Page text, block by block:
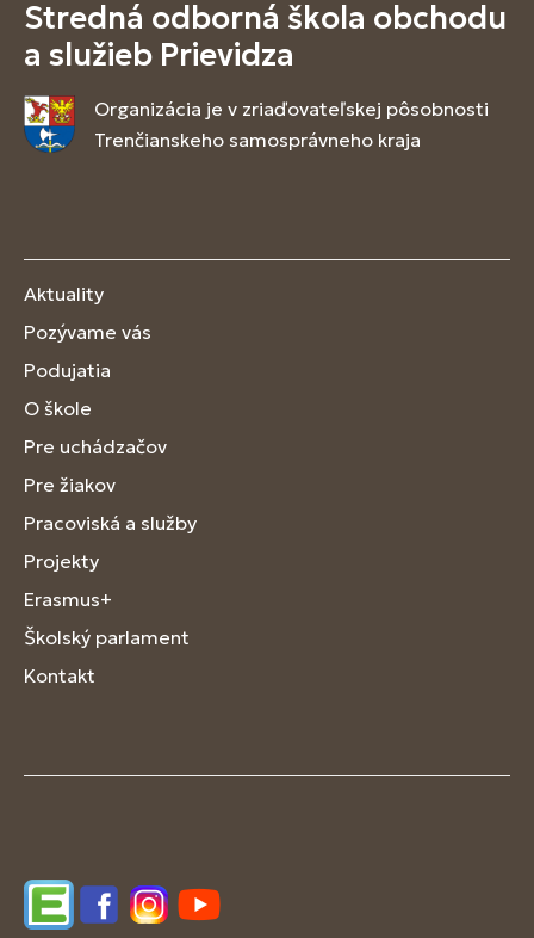
Stredná odborná škola obchodu
a služieb Prievidza
Organizácia je v zriaďovateľskej pôsobnosti
Trenčianskeho samosprávneho kraja
Aktuality
Pozývame vás
Podujatia
O škole
Pre uchádzačov
Pre žiakov
Pracoviská a služby
Projekty
Erasmus+
Školský parlament
Kontakt
EdupageFacebookInstagram
YouTube